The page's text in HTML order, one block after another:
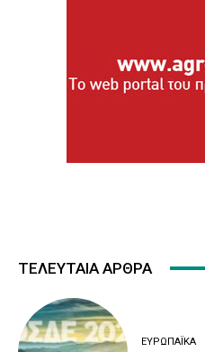
ΤΕΛΕΥΤΑΙΑ ΑΡΘΡΑ
ΕΥΡΩΠΑΪΚΆ